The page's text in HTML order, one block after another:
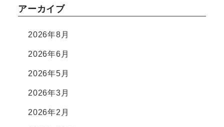
アーカイブ
2026年8月
2026年6月
2026年5月
2026年3月
2026年2月